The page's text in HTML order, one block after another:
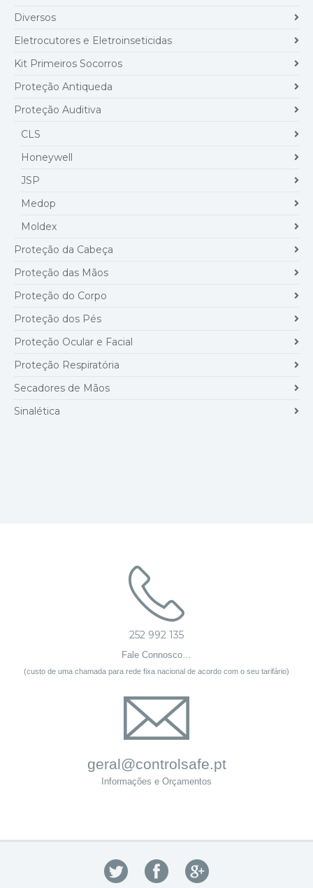
Diversos
Eletrocutores e Eletroinseticidas
Kit Primeiros Socorros
Proteção Antiqueda
Proteção Auditiva
CLS
Honeywell
JSP
Medop
Moldex
Proteção da Cabeça
Proteção das Mãos
Proteção do Corpo
Proteção dos Pés
Proteção Ocular e Facial
Proteção Respiratória
Secadores de Mãos
Sinalética
252 992 135
Fale Connosco…
(custo de uma chamada para rede fixa nacional de acordo com o seu tarifário)
geral@controlsafe.pt
Informações e Orçamentos